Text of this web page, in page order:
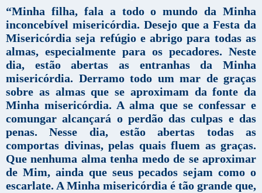
“Minha filha, fala a todo o mundo da Minha
inconcebível misericórdia. Desejo que a Festa da
Misericórdia seja refúgio e abrigo para todas as
almas, especialmente para os pecadores. Neste
dia, estão abertas as entranhas da Minha
misericórdia. Derramo todo um mar de graças
sobre as almas que se aproximam da fonte da
Minha misericórdia. A alma que se confessar e
comungar alcançará o perdão das culpas e das
penas. Nesse dia, estão abertas todas as
comportas divinas, pelas quais fluem as graças.
Que nenhuma alma tenha medo de se aproximar
de Mim, ainda que seus pecados sejam como o
escarlate. A Minha misericórdia é tão grande que,